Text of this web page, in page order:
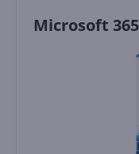
Microsoft